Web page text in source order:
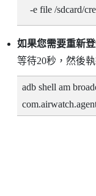
-e file /sdcard/
如果您需要重新
等待20秒，然後
adb shell am